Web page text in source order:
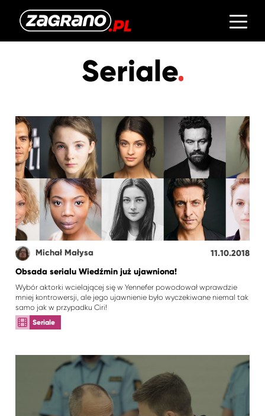
Seriale
Michał Małysa
11.10.2018
Obsada serialu Wiedźmin już ujawniona!
Wybór aktorki wcielającej się w Yennefer powodował wprawdzie
mniej kontrowersji, ale jego ujawnienie było wyczekiwane niemal tak
samo jak w przypadku Ciri!
Seriale